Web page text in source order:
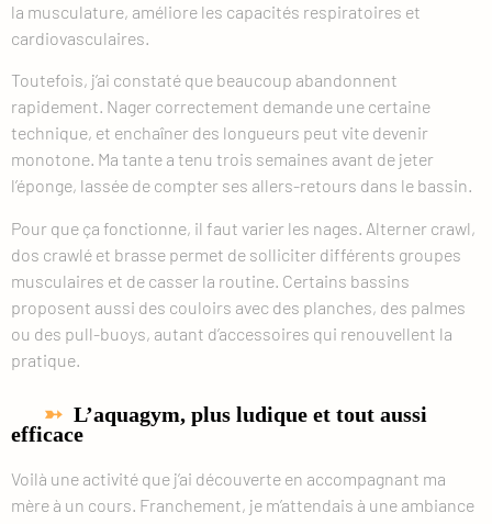
la musculature, améliore les capacités respiratoires et
cardiovasculaires.
Toutefois, j’ai constaté que beaucoup abandonnent
rapidement. Nager correctement demande une certaine
technique, et enchaîner des longueurs peut vite devenir
monotone. Ma tante a tenu trois semaines avant de jeter
l’éponge, lassée de compter ses allers-retours dans le bassin.
Pour que ça fonctionne, il faut varier les nages. Alterner crawl,
dos crawlé et brasse permet de solliciter différents groupes
musculaires et de casser la routine. Certains bassins
proposent aussi des couloirs avec des planches, des palmes
ou des pull-buoys, autant d’accessoires qui renouvellent la
pratique.
L’aquagym, plus ludique et tout aussi
efficace
Voilà une activité que j’ai découverte en accompagnant ma
mère à un cours. Franchement, je m’attendais à une ambiance